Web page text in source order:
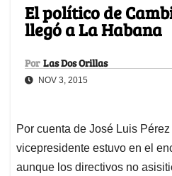
El político de
llegó a La Habana
Por Las Dos Orillas
NOV 3, 2015
Por cuenta de José Luis Pérez
vicepresidente estuvo en el
aunque los directivos no